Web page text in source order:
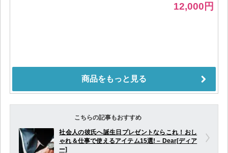
こちらの記事もおすすめ
社会人の彼氏へ誕生日プレゼントならこれ！おし
ゃれ＆仕事で使えるアイテム15選! – Dear[ディア
ー]